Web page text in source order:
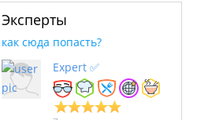
Эксперты
как сюда попасть?
Expert ✅